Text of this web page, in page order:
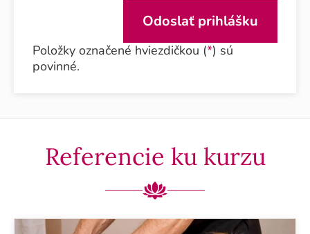
Položky označené hviezdičkou (*) sú
povinné.
Referencie ku kurzu